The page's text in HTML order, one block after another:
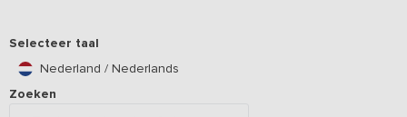
Selecteer taal
Nederland / Nederlands
Zoeken